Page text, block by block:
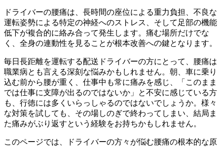
ドライバーの腰痛は、長時間の座位による重力負担、不良な
運転姿勢による特定の神経へのストレス、そして足部の機能
低下が複合的に絡み合って発生します。痛む場所だけでな
く、全身の連動性を見ることが根本改善への鍵となります。
毎日長距離を運転する配送ドライバーの方にとって、腰痛は
職業病とも言える深刻な悩みかもしれません。朝、車に乗り
込む前から腰が重く、仕事中も常に痛みを感じ、「このまま
では仕事に支障が出るのではないか」と不安に感じている方
も、行徳には多くいらっしゃるのではないでしょうか。様々
な対策を試しても、その場しのぎで終わってしまい、結局ま
た痛みがぶり返すという経験をお持ちかもしれません。
このページでは、ドライバーの方々が悩む腰痛の根本的な原